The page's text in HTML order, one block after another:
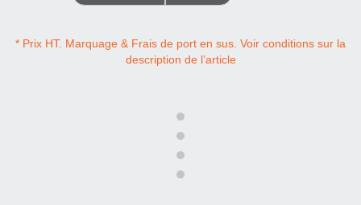
* Prix HT. Marquage & Frais de port en sus. Voir conditions sur la
description de l’article